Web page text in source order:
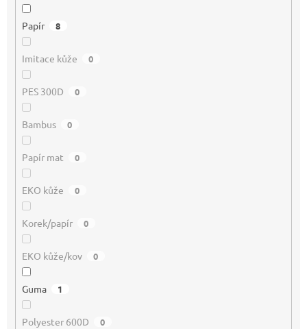
Papír 8
Imitace kůže 0
PES 300D 0
Bambus 0
Papír mat 0
EKO kůže 0
Korek/papír 0
EKO kůže/kov 0
Guma 1
Polyester 600D 0